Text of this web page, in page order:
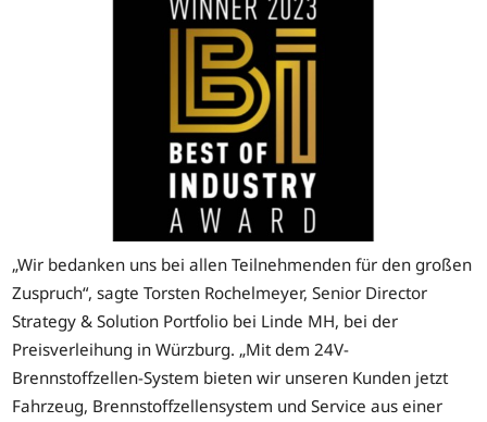
„Wir bedanken uns bei allen Teilnehmenden für den großen
Zuspruch“, sagte Torsten Rochelmeyer, Senior Director
Strategy & Solution Portfolio bei Linde MH, bei der
Preisverleihung in Würzburg. „Mit dem 24V-
Brennstoffzellen-System bieten wir unseren Kunden jetzt
Fahrzeug, Brennstoffzellensystem und Service aus einer